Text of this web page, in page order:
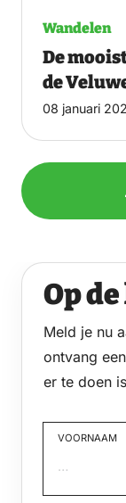
Wandelen
De
de
08 januari
Op
Meld je nu
ontvang
er te doen
VOORNAAM